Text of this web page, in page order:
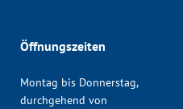
Öffnungszeiten
Montag bis Donnerstag,
durchgehend von